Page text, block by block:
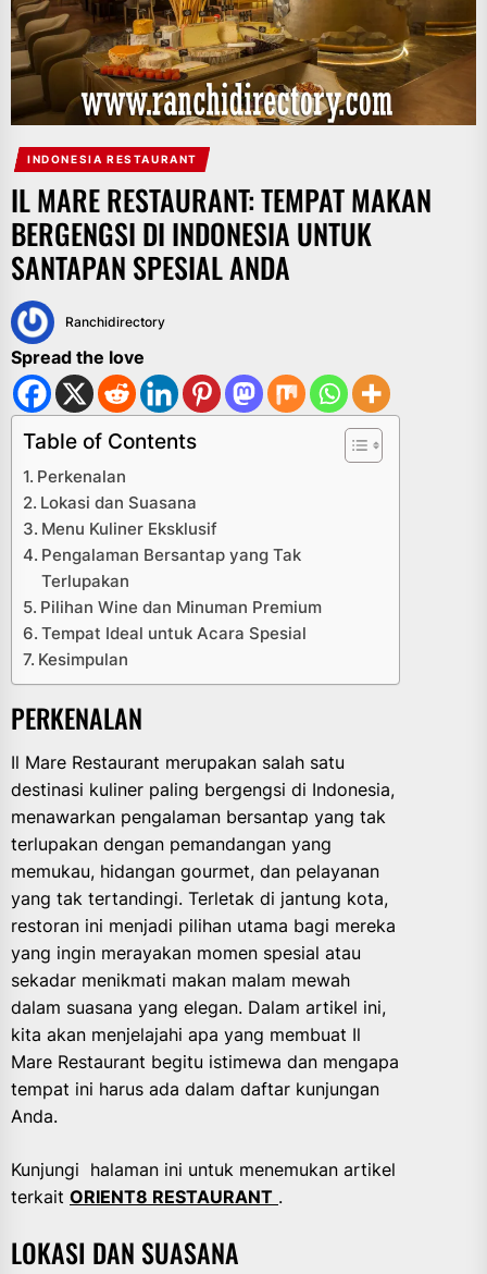
INDONESIA RESTAURANT
IL MARE RESTAURANT: TEMPAT MAKAN
BERGENGSI DI INDONESIA UNTUK
SANTAPAN SPESIAL ANDA
Ranchidirectory
Spread the love
Table of Contents
Perkenalan
Lokasi dan Suasana
Menu Kuliner Eksklusif
Pengalaman Bersantap yang Tak
Terlupakan
Pilihan Wine dan Minuman Premium
Tempat Ideal untuk Acara Spesial
Kesimpulan
PERKENALAN
Il Mare Restaurant merupakan salah satu
destinasi kuliner paling bergengsi di Indonesia,
menawarkan pengalaman bersantap yang tak
terlupakan dengan pemandangan yang
memukau, hidangan gourmet, dan pelayanan
yang tak tertandingi. Terletak di jantung kota,
restoran ini menjadi pilihan utama bagi mereka
yang ingin merayakan momen spesial atau
sekadar menikmati makan malam mewah
dalam suasana yang elegan. Dalam artikel ini,
kita akan menjelajahi apa yang membuat Il
Mare Restaurant begitu istimewa dan mengapa
tempat ini harus ada dalam daftar kunjungan
Anda.
Kunjungi halaman ini untuk menemukan artikel
terkait ORIENT8 RESTAURANT .
LOKASI DAN SUASANA